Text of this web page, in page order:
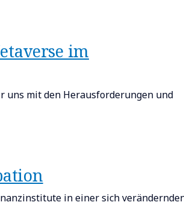
im
uns mit den Herausforderungen und
in einer sich